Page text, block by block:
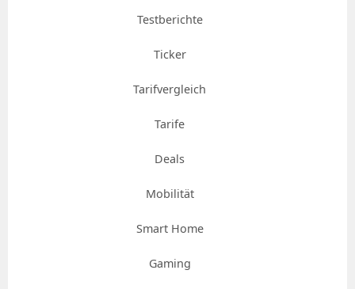
Testberichte
Ticker
Tarifvergleich
Tarife
Deals
Mobilität
Smart Home
Gaming